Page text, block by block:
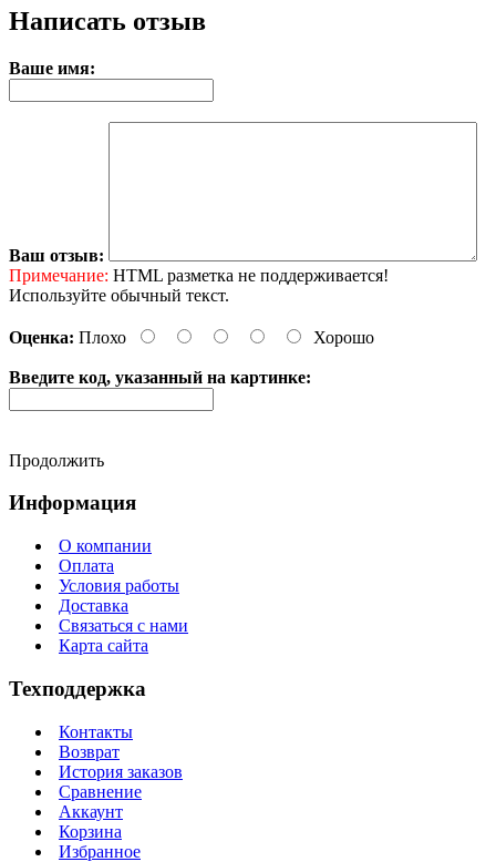
Написать отзыв
Ваше имя:
Ваш отзыв:
Примечание: HTML разметка не поддерживается!
Используйте обычный текст.
Оценка: Плохо Хорошо
Введите код, указанный на картинке:
Продолжить
Информация
О компании
Оплата
Условия работы
Доставка
Связаться с нами
Карта сайта
Техподдержка
Контакты
Возврат
История заказов
Сравнение
Аккаунт
Корзина
Избранное